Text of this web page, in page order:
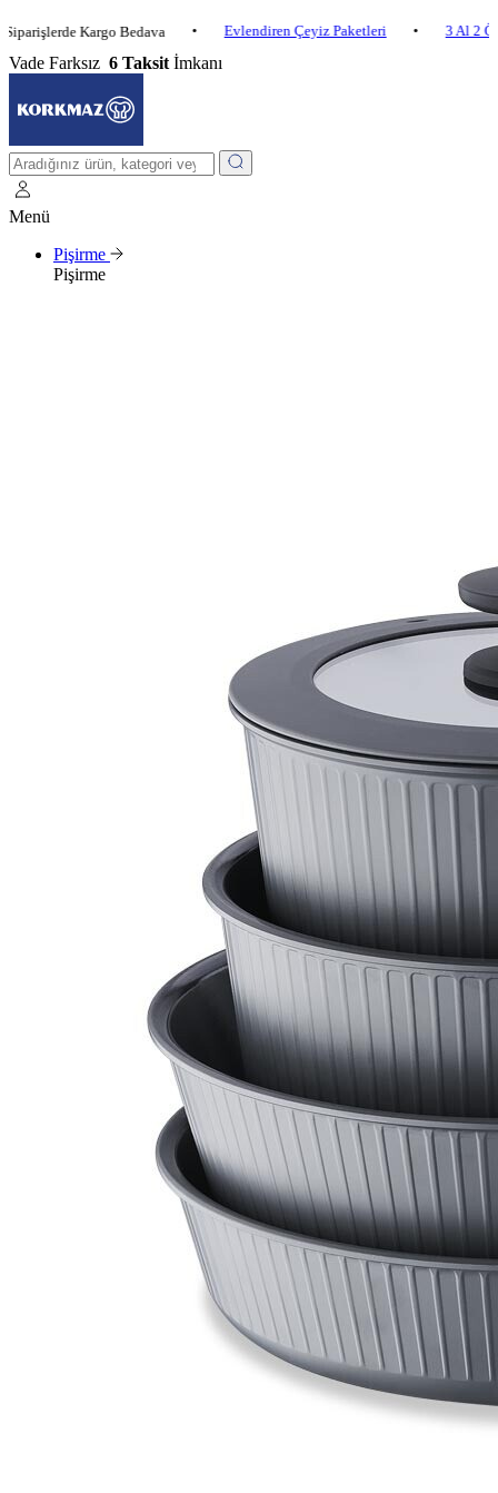
Kargo Bedava • Evlendiren Çeyiz Paketleri • 3 Al 2 Öde •
Vade Farksız 6 Taksit İmkanı
Menü
Pişirme
Pişirme